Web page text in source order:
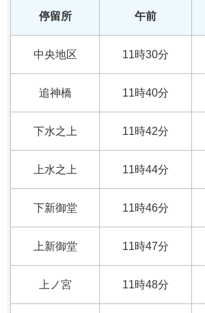
停留所 午前
中央地区 11時30分
追神橋 11時40分
下水之上 11時42分
上水之上 11時44分
下新御堂 11時46分
上新御堂 11時47分
上ノ宮 11時48分